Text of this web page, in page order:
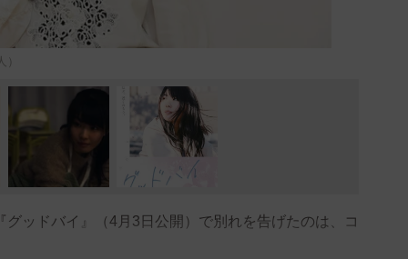
ッドバイ』（4月3日公開）で別れを告げたのは、コ